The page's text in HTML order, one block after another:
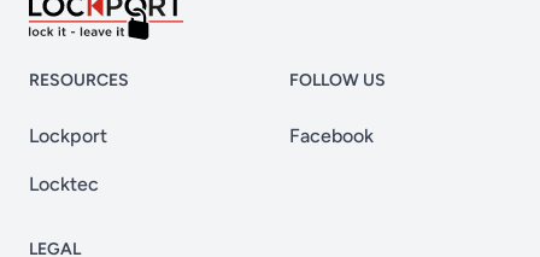
RESOURCES
Lockport
Locktec
FOLLOW US
Facebook
LEGAL